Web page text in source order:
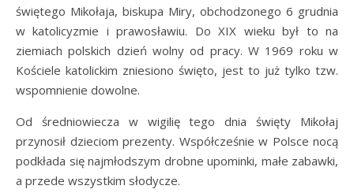
świętego Mikołaja, biskupa Miry, obchodzonego 6 grudnia
w katolicyzmie i prawosławiu. Do XIX wieku był to na
ziemiach polskich dzień wolny od pracy. W 1969 roku w
Kościele katolickim zniesiono święto, jest to już tylko tzw.
wspomnienie dowolne.
Od średniowiecza w wigilię tego dnia święty Mikołaj
przynosił dzieciom prezenty. Współcześnie w Polsce nocą
podkłada się najmłodszym drobne upominki, małe zabawki,
a przede wszystkim słodycze.